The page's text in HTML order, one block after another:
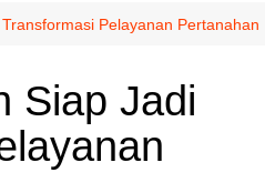
Pelayanan Pertanahan
Siap Jadi